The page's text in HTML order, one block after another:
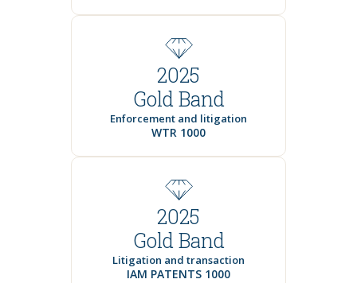
2025
Gold Band
Enforcement and litigation
WTR 1000
2025
Gold Band
Litigation and transaction
IAM PATENTS 1000